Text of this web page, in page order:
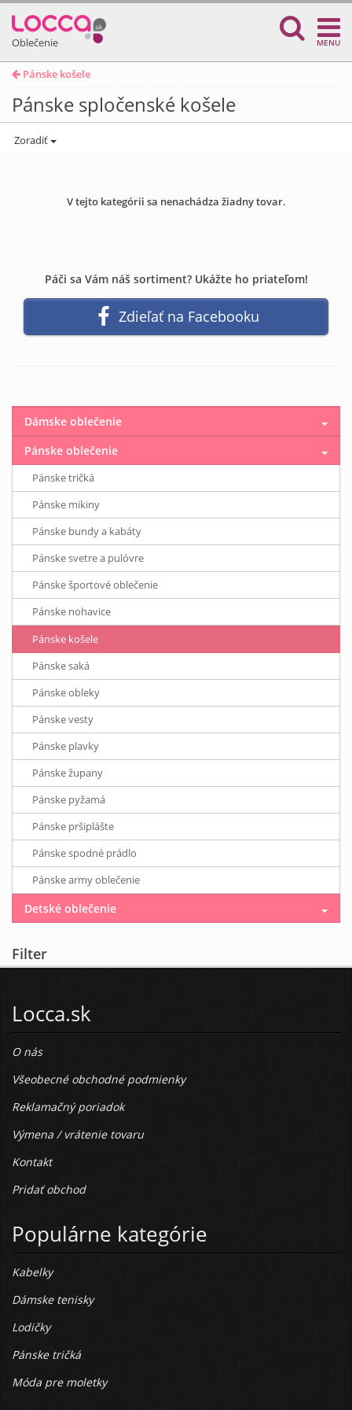
Oblečenie MENU
Pánske košele
Pánske spločenské košele
Zoradiť
V tejto kategórii sa nenachádza žiadny tovar.
Páči sa Vám náš sortiment? Ukážte ho priateľom!
Zdieľať na Facebooku
Dámske oblečenie
Pánske oblečenie
Pánske tričká
Pánske mikiny
Pánske bundy a kabáty
Pánske svetre a pulóvre
Pánske športové oblečenie
Pánske nohavice
Pánske košele
Pánske saká
Pánske obleky
Pánske vesty
Pánske plavky
Pánske župany
Pánske pyžamá
Pánske pršiplášte
Pánske spodné prádlo
Pánske army oblečenie
Detské oblečenie
Filter
Locca.sk
O nás
Všeobecné obchodné podmienky
Reklamačný poriadok
Výmena / vrátenie tovaru
Kontakt
Pridať obchod
Populárne kategórie
Kabelky
Dámske tenisky
Lodičky
Pánske tričká
Móda pre moletky